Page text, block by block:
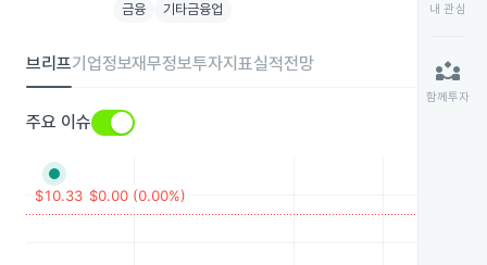
금융 기타금융업
브리프기업정보재무정보투자지표실적전망
주요 이슈
내 관심
partner_exchange
함께투자